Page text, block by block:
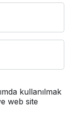
kullanılmak
web site